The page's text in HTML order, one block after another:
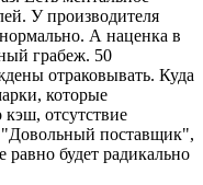
У производителя
А наценка в
грабеж. 50
отраковывать. Куда
которые
кэш, отсутствие
"Довольный поставщик",
будет радикально